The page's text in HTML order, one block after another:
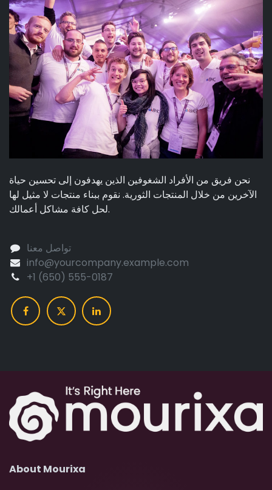
نحن فريق من الأفراد الشغوفين الذين يهدفون إلى تحسين حياة
الآخرين من خلال المنتجات الثورية. نقوم ببناء منتجات لا مثيل لها
لحل كافة مشاكل أعمالك.
تواصل معنا
info@yourcompany.example.com
+1 (650) 555-0187
About Mourixa